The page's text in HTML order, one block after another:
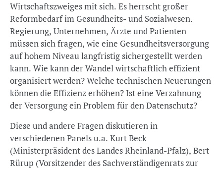
Wirtschaftszweiges mit sich. Es herrscht großer
Reformbedarf im Gesundheits- und Sozialwesen.
Regierung, Unternehmen, Ärzte und Patienten
müssen sich fragen, wie eine Gesundheitsversorgung
auf hohem Niveau langfristig sichergestellt werden
kann. Wie kann der Wandel wirtschaftlich effizient
organisiert werden? Welche technischen Neuerungen
können die Effizienz erhöhen? Ist eine Verzahnung
der Versorgung ein Problem für den Datenschutz?
Diese und andere Fragen diskutieren in
verschiedenen Panels u.a. Kurt Beck
(Ministerpräsident des Landes Rheinland-Pfalz), Bert
Rürup (Vorsitzender des Sachverständigenrats zur